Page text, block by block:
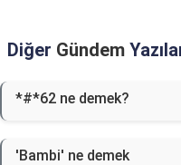
Diğer Gündem
*#*62 ne demek?
'Bambi' ne demek